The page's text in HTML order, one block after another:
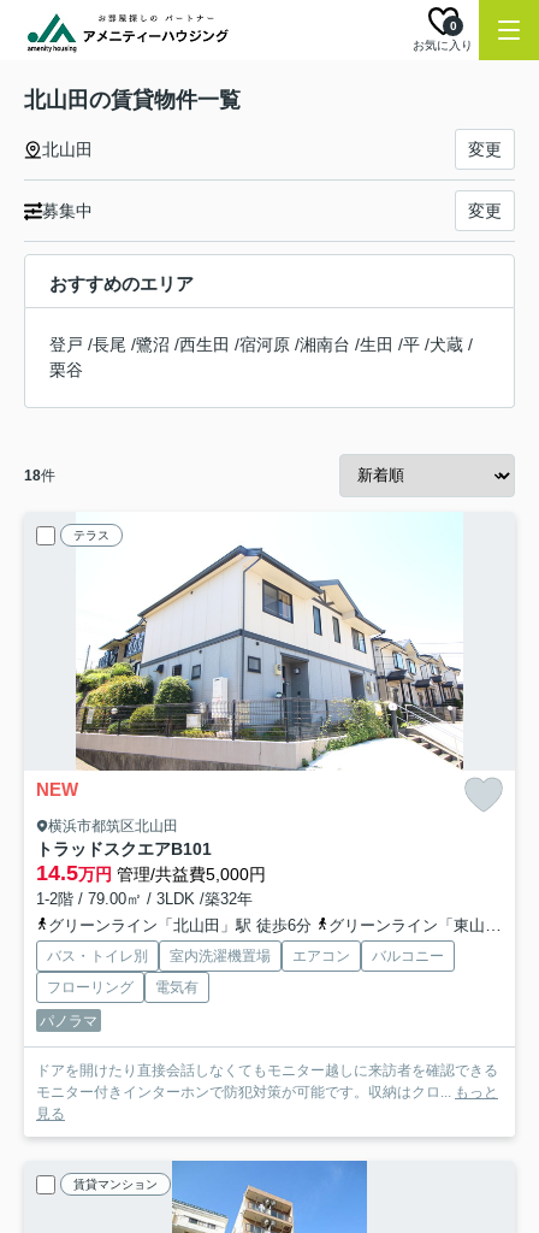
お気に入り
0
北山田の賃貸物件一覧
北山田 変更
募集中 変更
おすすめのエリア
登戸 /長尾 /鷺沼 /西生田 /宿河原 /湘南台 /生田 /平 /犬蔵 /
栗谷
18件
テラス
NEW
横浜市都筑区北山田
トラッドスクエアB101
14.5万円 管理/共益費5,000円
1-2階 / 79.00㎡ / 3LDK /築32年
グリーンライン「北山田」駅 徒歩6分
グリーンライン「東山田」駅 徒歩17分
バス・トイレ別 室内洗濯機置場 エアコン
バルコニー
フローリング
電気有
パノラマ
ドアを開けたり直接会話しなくてもモニター越しに来訪者を確認できる
モニター付きインターホンで防犯対策が可能です。収納はクロ... もっと
見る
賃貸マンション